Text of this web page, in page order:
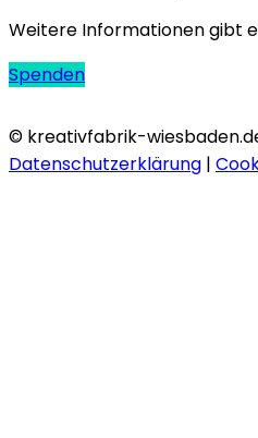
Weitere Informationen gibt
Spenden
© kreativfabrik-
Datenschutzerklärung |